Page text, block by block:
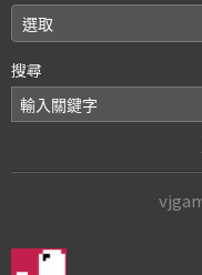
搜尋